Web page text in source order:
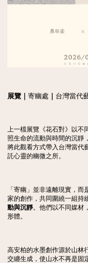
展覽｜ 寄幽處 台灣當代
上一檔展覽《花石對》以不
照生命的流動與時間的沉靜
將此觀看方式帶入台灣當
託心靈的幽微之所。
「寄幽」並非遠離現實，
家的創作，共同圍繞一組持
動與沉靜。他們以不同媒材
形體。
高安柏的水墨創作源於山林
交纏生成，使山水不再是固